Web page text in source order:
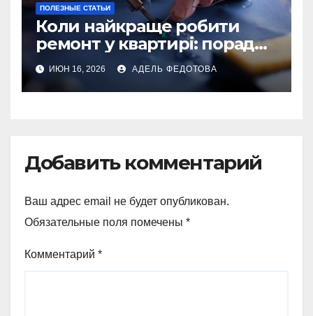
ПОЛЕЗНЫЕ СТАТЬИ
Коли найкраще робити
ремонт у квартирі: поради
та особливості 2026
ИЮН 16, 2026 АДЕЛЬ ФЕДОТОВА
Добавить комментарий
Ваш адрес email не будет опубликован.
Обязательные поля помечены *
Комментарий *